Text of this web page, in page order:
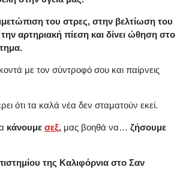
του στρες, στην βελτίωση του
αρτηριακή πίεση και δίνει ώθηση στο
με τον σύντροφό σου και παίρνεις
ότι τα καλά νέα δεν σταματούν εκεί.
κάνουμε σεξ, μας βοηθά να… ζήσουμε
της Καλιφόρνια στο Σαν